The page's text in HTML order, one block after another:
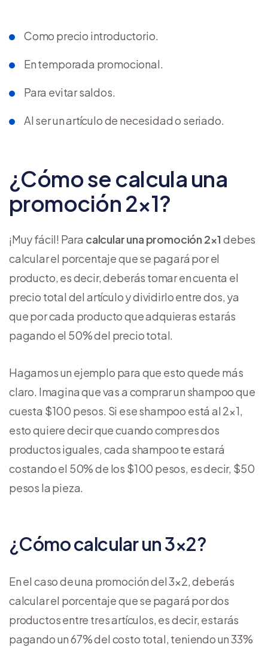
Como precio introductorio.
En temporada promocional.
Para evitar saldos.
Al ser un artículo de necesidad o seriado.
¿Cómo se calcula una
promoción 2×1?
¡Muy fácil! Para calcular una promoción 2×1 debes
calcular el porcentaje que se pagará por el
producto, es decir, deberás tomar en cuenta el
precio total del artículo y dividirlo entre dos, ya
que por cada producto que adquieras estarás
pagando el 50% del precio total.
Hagamos un ejemplo para que esto quede más
claro. Imagina que vas a comprar un shampoo que
cuesta $100 pesos. Si ese shampoo está al 2×1,
esto quiere decir que cuando compres dos
productos iguales, cada shampoo te estará
costando el 50% de los $100 pesos, es decir, $50
pesos la pieza.
¿Cómo calcular un 3×2?
En el caso de una promoción del 3×2, deberás
calcular el porcentaje que se pagará por dos
productos entre tres artículos, es decir, estarás
pagando un 67% del costo total, teniendo un 33%